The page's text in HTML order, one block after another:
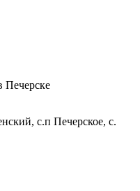
с.п Печерское, с.